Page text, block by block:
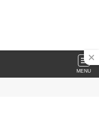
MENU